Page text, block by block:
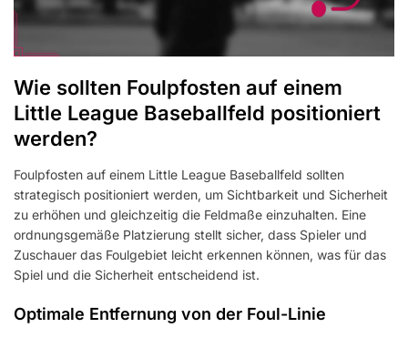
Wie sollten Foulpfosten auf einem
Little League Baseballfeld positioniert
werden?
Foulpfosten auf einem Little League Baseballfeld sollten
strategisch positioniert werden, um Sichtbarkeit und Sicherheit
zu erhöhen und gleichzeitig die Feldmaße einzuhalten. Eine
ordnungsgemäße Platzierung stellt sicher, dass Spieler und
Zuschauer das Foulgebiet leicht erkennen können, was für das
Spiel und die Sicherheit entscheidend ist.
Optimale Entfernung von der Foul-Linie